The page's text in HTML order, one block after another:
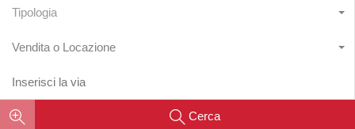
Tipologia
Vendita o Locazione
Cerca